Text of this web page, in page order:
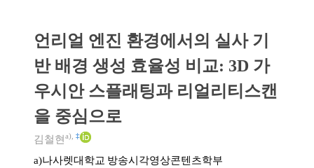
언리얼 엔진 환경에서의 실사 기
반 배경 생성 효율성 비교: 3D 가
우시안 스플래팅과 리얼리티스캔
을 중심으로
김철현 a) ‡
a)나사렛대학교 방송시각영상콘텐츠학부